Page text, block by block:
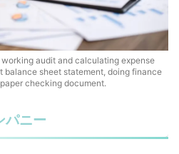
audit and calculating expense
sheet statement, doing finance
checking document.
パニー